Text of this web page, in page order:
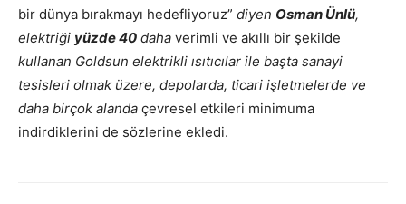
bir dünya bırakmayı hedefliyoruz” diyen Osman Ünlü,
elektriği yüzde 40 daha verimli ve akıllı bir şekilde
kullanan Goldsun elektrikli ısıtıcılar ile başta sanayi
tesisleri olmak üzere, depolarda, ticari işletmelerde ve
daha birçok alanda çevresel etkileri minimuma
indirdiklerini de sözlerine ekledi.